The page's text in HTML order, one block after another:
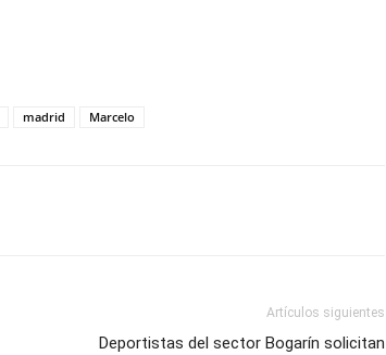
madrid Marcelo
Artículos siguientes
Deportistas del sector Bogarín solicitan